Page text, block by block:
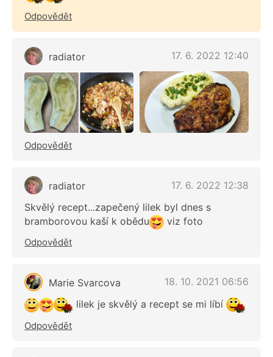
Odpovědět
radiator 17. 6. 2022 12:40
Odpovědět
radiator
17. 6. 2022 12:38
Skvělý recept...zapečený lilek byl dnes s
bramborovou kaší k obědu
viz foto
Odpovědět
Marie Svarcova
18. 10. 2021 06:56
lilek je skvělý a recept se mi líbí
Odpovědět